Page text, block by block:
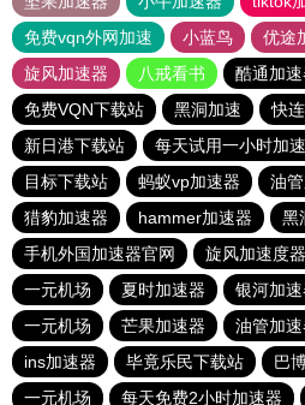
免费vqn外网加速
小蓝鸟 优途
旋风加速器
八戒看书 酷通加速
免费VQN下载站
黑洞加速 快
新日港下载站
每天试用一小时加
目标下载站
蚂蚁vp加速器
油
猎豹加速器
hammer加速器
黑
手机外国加速器官网
旋风加速度器
一元机场
夏时加速器 银河加速
一元机场
芒果加速器 油管加速
ins加速器
毕竟乐民下载站 巴
一元机场
每天免费2小时加速器